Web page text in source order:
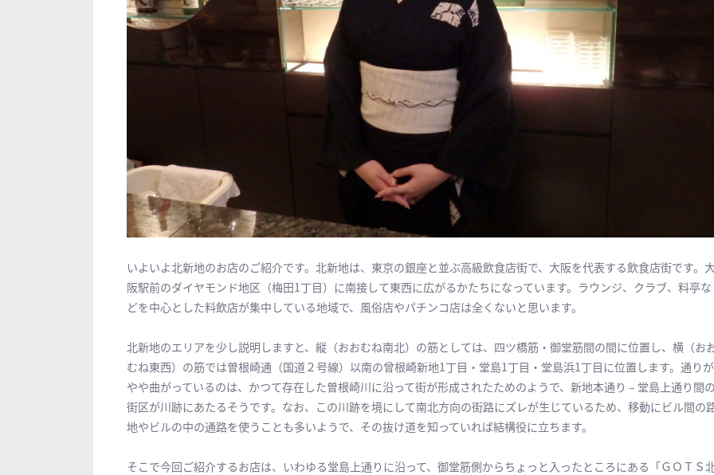
いよいよ北新地のお店のご紹介です。北新地は、東京の銀座と並ぶ高級飲食店街で、大阪を代表する飲食店街です。
阪駅前のダイヤモンド地区（梅田1丁目）に南接して東西に広がるかたちになっています。ラウンジ、クラブ、料亭な
どを中心とした料飲店が集中している地域で、風俗店やパチンコ店は全くないと思います。
北新地のエリアを少し説明しますと、縦（おおむね南北）の筋としては、四ツ橋筋・御堂筋間の間に位置し、横（お
むね東西）の筋では曽根崎通（国道２号線）以南の曾根崎新地1丁目・堂島1丁目・堂島浜1丁目に位置します。通りが
やや曲がっているのは、かつて存在した曽根崎川に沿って街が形成されたためのようで、新地本通り – 堂島上通り間
街区が川跡にあたるそうです。なお、この川跡を境にして南北方向の街路にズレが生じているため、移動にビル間の
地やビルの中の通路を使うことも多いようで、その抜け道を知っていれば結構役に立ちます。
そこで今回ご紹介するお店は、いわゆる堂島上通りに沿って、御堂筋側からちょっと入ったところにある「ＧＯＴＳ